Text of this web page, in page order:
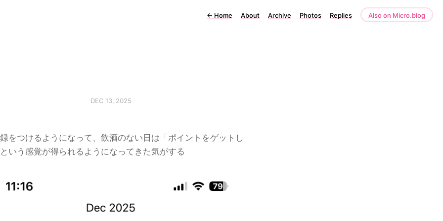
← Home About Archive Photos Replies Also on Micro.blog
DEC 13, 2025
をつけるようになって、飲酒のない日は「ポイントをゲットし
いう感覚が得られるようになってきた気がする